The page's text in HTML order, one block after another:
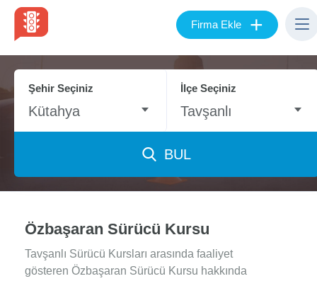
Firma Ekle +
Şehir Seçiniz
Kütahya
İlçe Seçiniz
Tavşanlı
BUL
Özbaşaran Sürücü Kursu
Tavşanlı Sürücü Kursları arasında faaliyet
gösteren Özbaşaran Sürücü Kursu hakkında